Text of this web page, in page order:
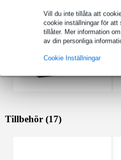
Vill du inte tillåta att
cookie inställningar för
tillåter. Mer information
av din personliga
Cookie Inställningar
Tillbehör (17)